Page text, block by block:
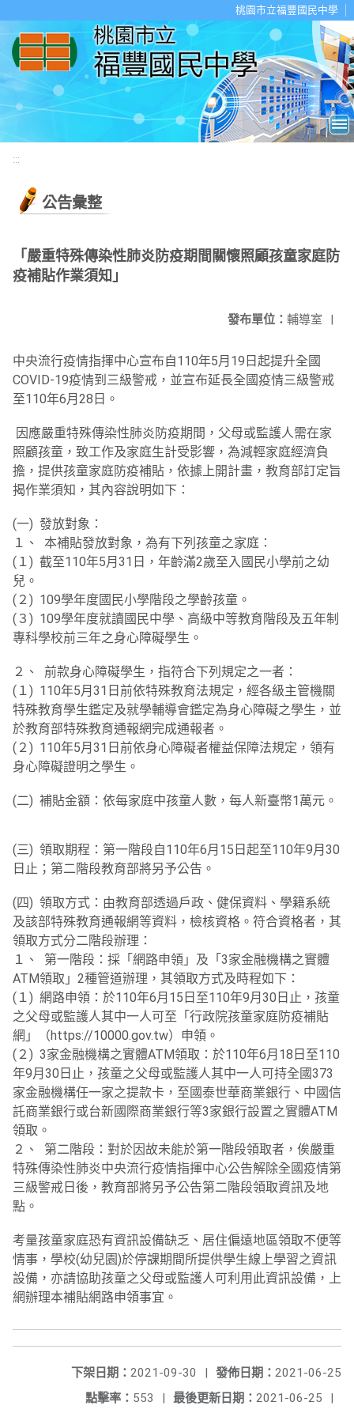
桃園市立福豐國民中學
:::
公告彙整
「嚴重特殊傳染性肺炎防疫期間關懷照顧孩童家庭防
疫補貼作業須知」
發布單位： 輔導室 |
中央流行疫情指揮中心宣布自110年5月19日起提升全國
COVID-19疫情到三級警戒，並宣布延長全國疫情三級警戒
至110年6月28日。
因應嚴重特殊傳染性肺炎防疫期間，父母或監護人需在家
照顧孩童，致工作及家庭生計受影響，為減輕家庭經濟負
擔，提供孩童家庭防疫補貼，依據上開計畫，教育部訂定旨
揭作業須知，其內容說明如下：
(一) 發放對象：
１、 本補貼發放對象，為有下列孩童之家庭：
(１) 截至110年5月31日，年齡滿2歲至入國民小學前之幼
兒。
(２) 109學年度國民小學階段之學齡孩童。
(３) 109學年度就讀國民中學、高級中等教育階段及五年制
專科學校前三年之身心障礙學生。
２、 前款身心障礙學生，指符合下列規定之一者：
(１) 110年5月31日前依特殊教育法規定，經各級主管機關
特殊教育學生鑑定及就學輔導會鑑定為身心障礙之學生，並
於教育部特殊教育通報網完成通報者。
(２) 110年5月31日前依身心障礙者權益保障法規定，領有
身心障礙證明之學生。
(二) 補貼金額：依每家庭中孩童人數，每人新臺幣1萬元。
(三) 領取期程：第一階段自110年6月15日起至110年9月30
日止；第二階段教育部將另予公告。
(四) 領取方式：由教育部透過戶政、健保資料、學籍系統
及該部特殊教育通報網等資料，檢核資格。符合資格者，其
領取方式分二階段辦理：
１、 第一階段：採「網路申領」及「3家金融機構之實體
ATM領取」2種管道辦理，其領取方式及時程如下：
(１) 網路申領：於110年6月15日至110年9月30日止，孩童
之父母或監護人其中一人可至「行政院孩童家庭防疫補貼
網」（https://10000.gov.tw）申領。
(２) 3家金融機構之實體ATM領取：於110年6月18日至110
年9月30日止，孩童之父母或監護人其中一人可持全國373
家金融機構任一家之提款卡，至國泰世華商業銀行、中國信
託商業銀行或台新國際商業銀行等3家銀行設置之實體ATM
領取。
２、 第二階段：對於因故未能於第一階段領取者，俟嚴重
特殊傳染性肺炎中央流行疫情指揮中心公告解除全國疫情第
三級警戒日後，教育部將另予公告第二階段領取資訊及地
點。
考量孩童家庭恐有資訊設備缺乏、居住偏遠地區領取不便等
情事，學校(幼兒園)於停課期間所提供學生線上學習之資訊
設備，亦請協助孩童之父母或監護人可利用此資訊設備，上
網辦理本補貼網路申領事宜。
發佈日期： 2021-06-25
下架日期： 2021-09-30
|
最後更新日期： 2021-06-25 |
點擊率： 553 |